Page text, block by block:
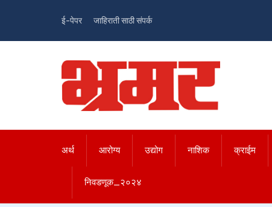
ई-पेपर जाहिराती साठी संपर्क
अर्थ आरोग्य उद्योग नाशिक क्राईम
निवडणूक_२०२४